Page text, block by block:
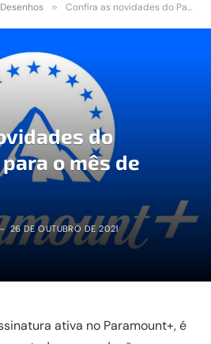
Desenhos » Confira as novidades do Paramount+ para o mês de novembro
do
o mês de
26 DE OUTUBRO DE 2021
ativa no Paramount+, é